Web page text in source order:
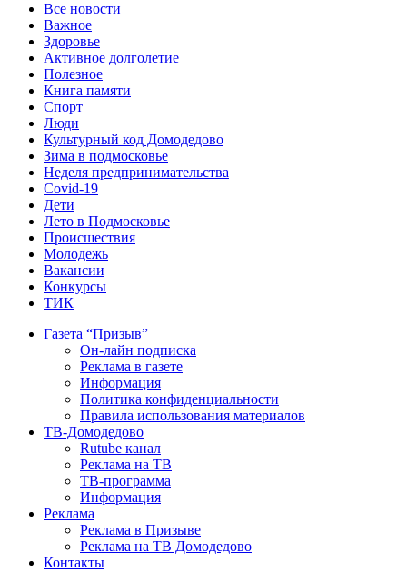
Все новости
Важное
Здоровье
Активное долголетие
Полезное
Книга памяти
Спорт
Люди
Культурный код Домодедово
Зима в подмосковье
Неделя предпринимательства
Covid-19
Дети
Лето в Подмосковье
Происшествия
Молодежь
Вакансии
Конкурсы
ТИК
Газета “Призыв”
Он-лайн подписка
Реклама в газете
Информация
Политика конфиденциальности
Правила использования материалов
ТВ-Домодедово
Rutube канал
Реклама на ТВ
ТВ-программа
Информация
Реклама
Реклама в Призыве
Реклама на ТВ Домодедово
Контакты